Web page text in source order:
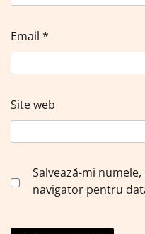
Email *
Site web
Salvează-mi
navigator pentru